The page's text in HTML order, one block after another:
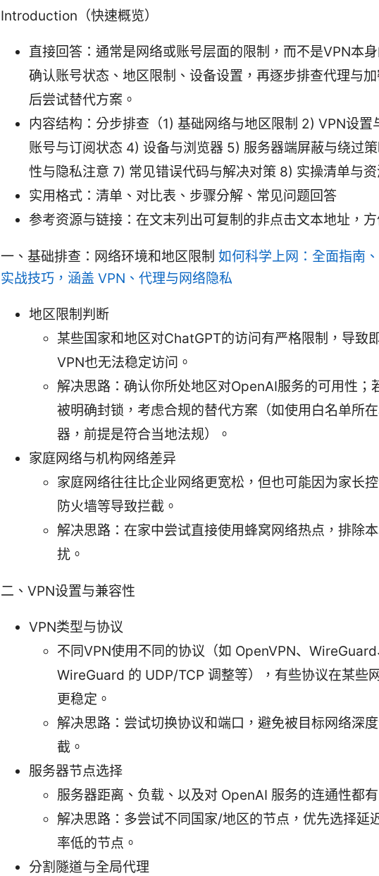
Introduction（快速概览）
直接回答：通常是网络或账号层面的限制，而不是VPN本
确认账号状态、地区限制、设备设置，再逐步排查代理与
后尝试替代方案。
内容结构：分步排查（1) 基础网络与地区限制 2) VPN设置
账号与订阅状态 4) 设备与浏览器 5) 服务器端屏蔽与绕过
性与隐私注意 7) 常见错误代码与解决对策 8) 实操清单与
实用格式：清单、对比表、步骤分解、常见问题回答
参考资源与链接：在文末列出可复制的非点击文本地址，方
一、基础排查：网络环境和地区限制 如何科学上网：全面指南
实战技巧，涵盖 VPN、代理与网络隐私
地区限制判断
某些国家和地区对ChatGPT的访问有严格限制，导致
VPN也无法稳定访问。
解决思路：确认你所处地区对OpenAI服务的可用性；
被明确封锁，考虑合规的替代方案（如使用白名单所
器，前提是符合当地法规）。
家庭网络与机构网络差异
家庭网络往往比企业网络更宽松，但也可能因为家长
防火墙等导致拦截。
解决思路：在家中尝试直接使用蜂窝网络热点，排除
扰。
二、VPN设置与兼容性
VPN类型与协议
不同VPN使用不同的协议（如 OpenVPN、WireGuard
WireGuard 的 UDP/TCP 调整等），有些协议在某些
更稳定。
解决思路：尝试切换协议和端口，避免被目标网络深
截。
服务器节点选择
服务器距离、负载、以及对 OpenAI 服务的连通性都有
解决思路：多尝试不同国家/地区的节点，优先选择延
率低的节点。
分割隧道与全局代理